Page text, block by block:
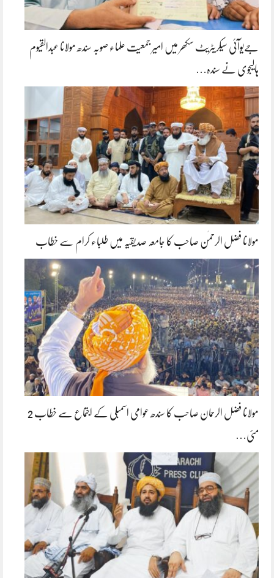
جےیوآئی سیکریٹریٹ سکھر میں امیر جمعیت علماء صوبہ سندھ مولانا عبدالقیوم
ہالیجوی نے سندہ…
مولانا فضل الرحمٰن صاحب کا جامعہ صدیقیہ میں طلباء کرام سے خطاب
مولانا فضل الرحمان صاحب کا سندھ عوامی اسمبلی کے اجتماع سے خطاب 2
مئی…